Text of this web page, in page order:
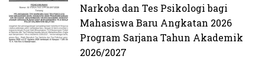
Narkoba dan Tes Psikologi bagi
Mahasiswa Baru Angkatan 2026
Program Sarjana Tahun Akademik
2026/2027